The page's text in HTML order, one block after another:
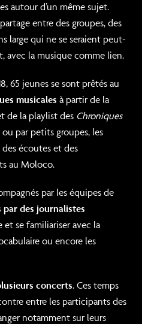
autour d’un même sujet.
entre des groupes, des
large qui ne se seraient peut-
avec la musique comme lien.
65 jeunes se sont prêtés au
musicales à partir de la
de la playlist des Chroniques
par petits groupes, les
écoutes et des
au Moloco.
par les équipes de
par des journalistes
et se familiariser avec la
ou encore les
concerts. Ces temps
entre les participants des
notamment sur leurs